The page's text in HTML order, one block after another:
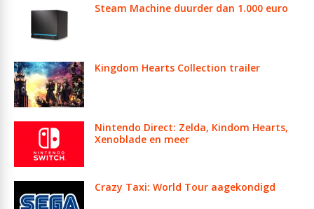
Steam Machine duurder dan 1.000 euro
Kingdom Hearts Collection trailer
Nintendo Direct: Zelda, Kindom Hearts,
Xenoblade en meer
Crazy Taxi: World Tour aagekondigd